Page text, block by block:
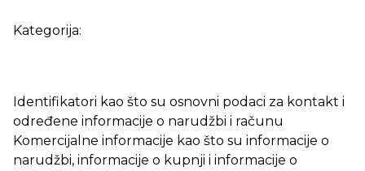
Kategorija:
Identifikatori kao što su osnovni podaci za kontakt i
određene informacije o narudžbi i računu
Komercijalne informacije kao što su informacije o
narudžbi, informacije o kupnji i informacije o